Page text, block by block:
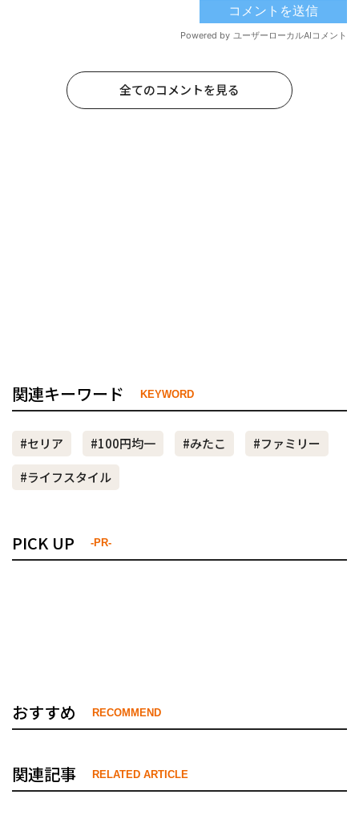
全てのコメントを見る
関連キーワード KEYWORD
#セリア #100円均一 #みたこ
#ファミリー
#ライフスタイル
PICK UP -PR-
おすすめ RECOMMEND
関連記事 RELATED ARTICLE